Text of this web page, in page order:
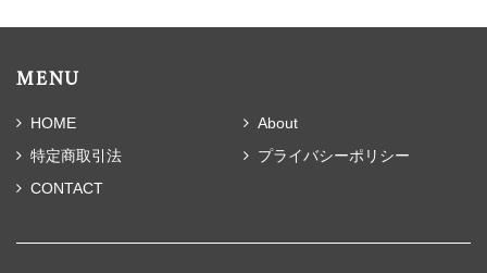
MENU
HOME
About
特定商取引法
プライバシーポリシー
CONTACT